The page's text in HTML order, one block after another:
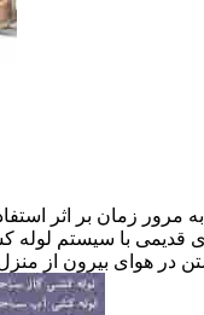
مرور زمان بر اثر
قدیمی با سیستم
در هوای بیرون از